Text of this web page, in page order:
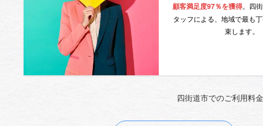
顧客満足度97％を獲得。四
タッフによる、地域で最も
束します。
四街道市でのご利用料